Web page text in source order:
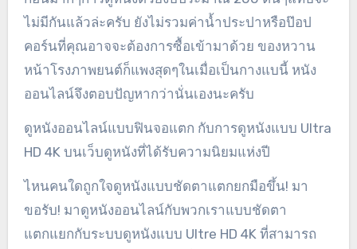
ไม่มีกันแล้วล่ะครับ ยังไม่รวมค่าน้ำประปาหรือป๊อป
คอร์นที่คุณอาจจะต้องการซื้อเข้ามาด้วย ของหวาน
หน้าโรงภาพยนต์ก็แพงสุดๆในเมื่อเป็นกางแบนี้ หนัง
ออนไลน์จึงตอบปัญหากว่านั่นเองนะครับ
ดูหนังออนไลน์แบบฟินจอแตก กับการดูหนังแบบ Ultra
HD 4K บนเว็บดูหนังที่ได้รับความนิยมแห่งปี
ไหนคนใดถูกใจดูหนังแบบชัดตาแตกยกมือขึ้น! มา
ขอรับ! มาดูหนังออนไลน์กับพวกเราแบบชัดตา
แตกแยกกับระบบดูหนังแบบ Ultre HD 4K ที่สามารถ